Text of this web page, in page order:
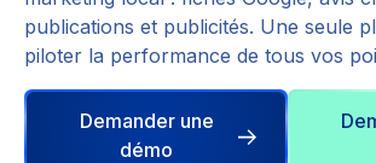
publications et publicités. Une seule
piloter la performance de tous vos
Demander une
démo